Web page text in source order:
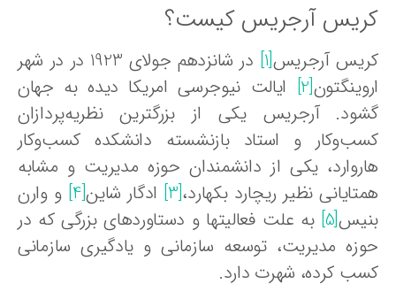
آرجریس کیست؟
آرجریس[1]
در شانزدهم جولای 1923 در در شهر
[2] ایالت نیوجرسی امریکا دیده به جهان
آرجریس یکی از بزرگترین نظریه‌پردازان
و استاد بازنشسته دانشکده کسب‌وکار
یکی از دانشمندان حوزه مدیریت و مشابه
نظیر ریچارد بکهارد،[3] ادگار شاین[4] و وارن
[5]
به علت فعالیتها و دستاوردهای بزرگی که در
مدیریت، توسعه سازمانی و یادگیری سازمانی
کرده، شهرت دارد.